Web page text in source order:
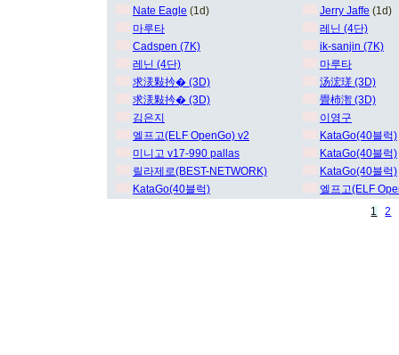
Nate Eagle (1d) Jerry Jaffe (1d)
마루타
레닌 (4단)
Cadspen (7K)
ik-sanjin (7K)
레닌 (4단)
마루타
求湵敤扲� (3D)
汤浤瑳 (3D)
求湵敤扲� (3D)
畳杮潪 (3D)
김은지
이영구
엘프고(ELF OpenGo) v2
KataGo(40블럭)
미니고 v17-990 pallas
KataGo(40블럭)
릴라제로(BEST-NETWORK)
KataGo(40블럭)
KataGo(40블럭)
엘프고(ELF
1
2